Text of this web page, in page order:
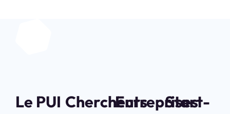
Le PUI ChercheursEntreprises
Start-